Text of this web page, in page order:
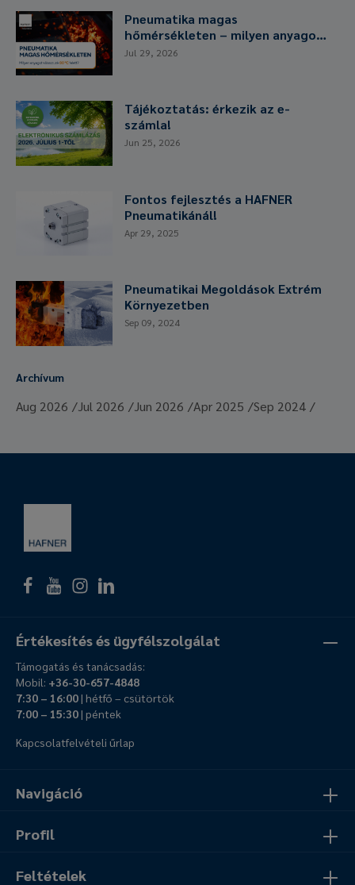
Pneumatika magas
hőmérsékleten – milyen anyagot
és tömítést válasszunk 80°C
Jul 29, 2026
Tájékoztatás: érkezik az e-
számla!
Jun 25, 2026
Fontos fejlesztés a HAFNER
Pneumatikánál!
Apr 29, 2025
Pneumatikai Megoldások Extrém
Környezetben
Sep 09, 2024
Archívum
Aug 2026 Jul 2026 Jun 2026 Apr 2025 Sep 2024
Navigáció
Profil
Feltételek
Értékesítés és ügyfélszolgálat
Támogatás és tanácsadás:
Mobil: +36-30-657-4848
7:30 – 16:00| hétfő – csütörtök
7:00 – 15:30| péntek
Kapcsolatfelvételi űrlap